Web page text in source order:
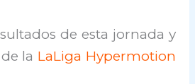
de esta jornada y
la LaLiga Hypermotion